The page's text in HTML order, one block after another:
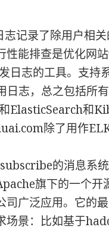
记录了除用户相
能排查是优化网站
志的工具。支持
志，总之包括所
ElasticSearch和
除了用作
的消息系
旗下的一个
广泛应用。它的
景：比如基于